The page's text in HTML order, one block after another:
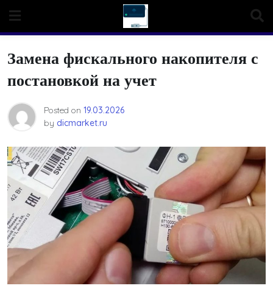
content
Замена фискального накопителя с
постановкой на учет
Posted on 19.03.2026
by dicmarket.ru